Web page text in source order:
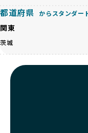
る社会の実現を目指し
さらに、売上の一部を
人へ寄付しています。
の取り組みが不十分で
BreederFamiliesはそ
ます。この活動によ
護活動の支援にも貢献
BreederFamiliesのこ
でなく、すべてのワ
な一歩です。ユーザ
徴が人気を集め、高値
くありません。極小サ
く、レアカラーには遺
す。
営利優先ブリーダー
な繁殖を行いがちです
担をかけたり、子犬
ど、健康を犠牲にし
うな方法では、ワン
にとっても将来的な
都道府県 からスタンダー
関東
茨城